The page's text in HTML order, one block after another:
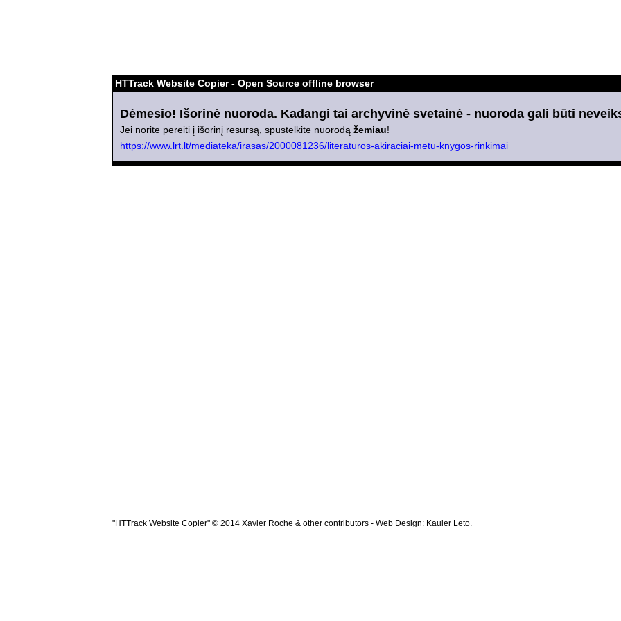
HTTrack Website Copier - Open Source offline browser
Dėmesio! Išorinė nuoroda. Kadangi tai archyvinė svetainė - nuoroda gali būti
Jei norite pereiti į išorinį resursą, spustelkite nuorodą žemiau!
https://www.lrt.lt/mediateka/irasas/2000081236/literaturos-akiraciai-metu-knygos-rinkimai
"HTTrack Website Copier" © 2014 Xavier Roche & other contributors - Web Design: Kauler Leto.